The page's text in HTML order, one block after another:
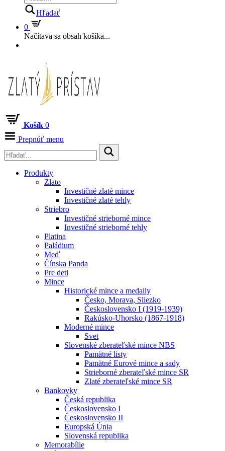
Hľadať
0
Načítava sa obsah košíka...
Košík 0
Prepnúť menu
Produkty
Zlato
Investičné zlaté mince
Investičné zlaté tehly
Striebro
Investičné strieborné mince
Investičné strieborné tehly
Platina
Paládium
Meď
Čínska Panda
Pre deti
Mince
Historické mince a medaily
Česko, Morava, Sliezko
Československo I (1919-1939)
Rakúsko-Uhorsko (1867-1918)
Moderné mince
Svet
Slovenské zberateľské mince NBS
Pamätné listy
Pamätné Eurové mince a sady
Strieborné zberateľské mince SR
Zlaté zberateľské mince SR
Bankovky
Česká republika
Československo I
Československo II
Europská Únia
Slovenská republika
Memorabílie